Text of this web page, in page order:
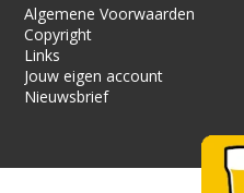
Algemene Voorwaarden
Copyright
Links
Jouw eigen account
Nieuwsbrief